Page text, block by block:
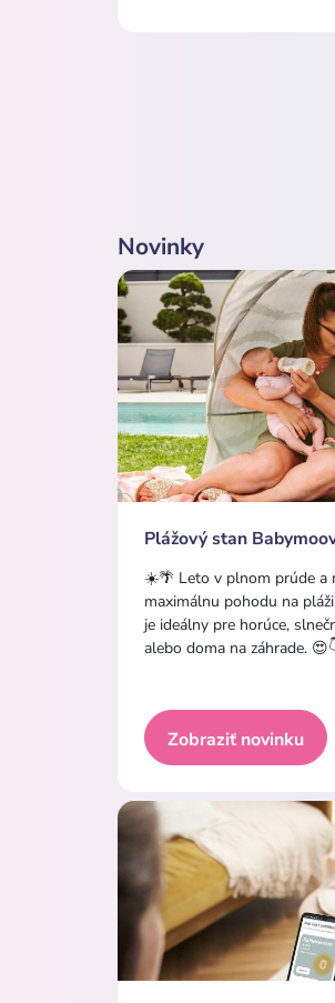
Novinky
Plážový stan
☀️🌴 Leto v plnom prúde a
maximálnu pohodu na
je ideálny pre horúce,
alebo doma na záhrade.
Zobraziť novinku